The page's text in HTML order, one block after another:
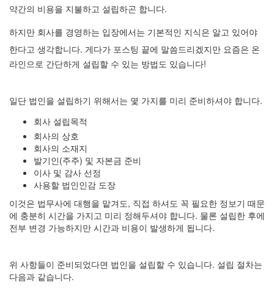
약간의 비용을 지불하고 설립하곤 합니다.
하지만 회사를 경영하는 입장에서는 기본적인 지식은 알고 있어야
한다고 생각합니다. 게다가 포스팅 끝에 말씀드리겠지만 요즘은 온
라인으로 간단하게 설립할 수 있는 방법도 있습니다!
일단 법인을 설립하기 위해서는 몇 가지를 미리 준비하셔야 합니다.
회사 설립목적
회사의 상호
회사의 소재지
발기인(주주) 및 자본금 준비
이사 및 감사 선정
사용할 법인인감 도장
이것은 법무사에 대행을 맡겨도, 직접 하셔도 꼭 필요한 정보기 때문
에 충분히 시간을 가지고 미리 정해두셔야 합니다. 물론 설립한 후에
전부 변경 가능하지만 시간과 비용이 발생하게 됩니다.
위 사항들이 준비되었다면 법인을 설립할 수 있습니다. 설립 절차는
다음과 같습니다.